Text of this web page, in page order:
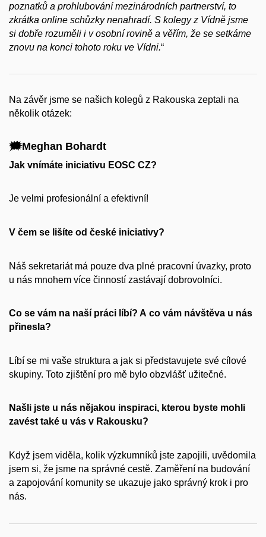
poznatků a prohlubování mezinárodních partnerství, to
zkrátka online schůzky nenahradí. S kolegy z Vídně jsme
si dobře rozuměli i v osobní rovině a věřím, že se setkáme
znovu na konci tohoto roku ve Vídni.“
Na závěr jsme se našich kolegů z Rakouska zeptali na
několik otázek:
🗯️Meghan Bohardt
Jak vnímáte iniciativu EOSC CZ?
Je velmi profesionální a efektivní!
V čem se lišíte od české iniciativy?
Náš sekretariát má pouze dva plné pracovní úvazky, proto
u nás mnohem více činností zastávají dobrovolníci.
Co se vám na naší práci líbí? A co vám návštěva u nás
přinesla?
Líbí se mi vaše struktura a jak si představujete své cílové
skupiny. Toto zjištění pro mě bylo obzvlášť užitečné.
Našli jste u nás nějakou inspiraci, kterou byste mohli
zavést také u vás v Rakousku?
Když jsem viděla, kolik výzkumníků jste zapojili, uvědomila
jsem si, že jsme na správné cestě. Zaměření na budování
a zapojování komunity se ukazuje jako správný krok i pro
nás.